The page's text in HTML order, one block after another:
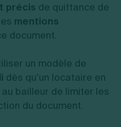
précis de quittance de
mentions
document.
un modèle de
dès qu’un locataire en
bailleur de limiter les
du document.